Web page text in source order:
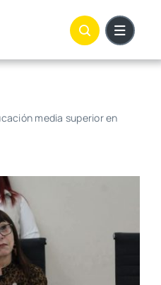
media superior en